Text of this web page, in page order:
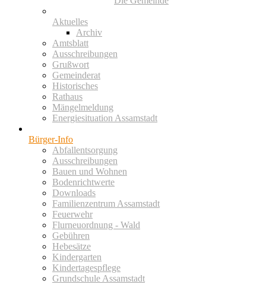
Aktuelles
Archiv
Amtsblatt
Ausschreibungen
Grußwort
Gemeinderat
Historisches
Rathaus
Mängelmeldung
Energiesituation Assamstadt
Bürger-Info
Abfallentsorgung
Ausschreibungen
Bauen und Wohnen
Bodenrichtwerte
Downloads
Familienzentrum Assamstadt
Feuerwehr
Flurneuordnung - Wald
Gebühren
Hebesätze
Kindergarten
Kindertagespflege
Grundschule Assamstadt